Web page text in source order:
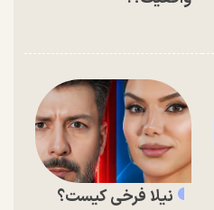
نیلا فرخی کیست؟